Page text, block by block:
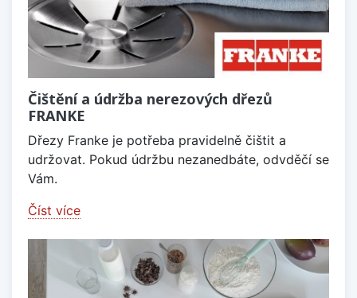
Čištění a údržba nerezových dřezů
FRANKE
Dřezy Franke je potřeba pravidelně čištit a
udržovat. Pokud údržbu nezanedbáte, odvděčí se
Vám.
Číst více